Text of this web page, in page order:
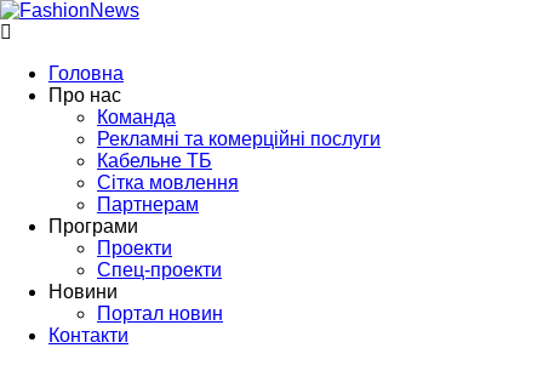
Головна
Про нас
Команда
Рекламні та комерційні послуги
Кабельне ТБ
Сітка мовлення
Партнерам
Програми
Проекти
Спец-проекти
Новини
Портал новин
Контакти